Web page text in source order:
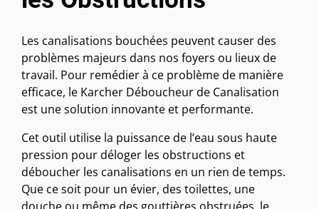
Les canalisations bouchées peuvent causer des
problèmes majeurs dans nos foyers ou lieux de
travail. Pour remédier à ce problème de manière
efficace, le Karcher Déboucheur de Canalisation
est une solution innovante et performante.
Cet outil utilise la puissance de l’eau sous haute
pression pour déloger les obstructions et
déboucher les canalisations en un rien de temps.
Que ce soit pour un évier, des toilettes, une